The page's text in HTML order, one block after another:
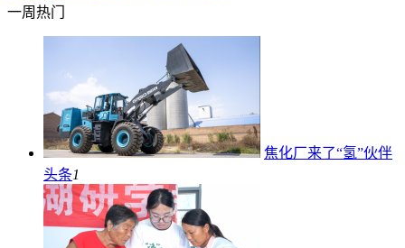
一周热门
焦化厂来了“氢”伙伴
头条1